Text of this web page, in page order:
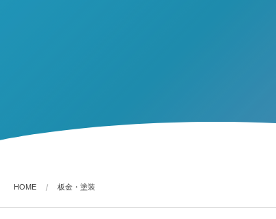
HOME 板金・塗装